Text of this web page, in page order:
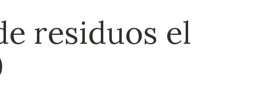
residuos el